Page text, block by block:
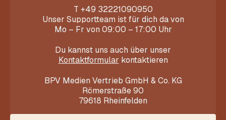
T +49 32221090950
Unser Supportteam ist für dich da von
Mo – Fr von 09:00 – 17:00 Uhr
Du kannst uns auch über unser
Kontaktformular kontaktieren
BPV Medien Vertrieb GmbH & Co. KG
Römerstraße 90
79618 Rheinfelden